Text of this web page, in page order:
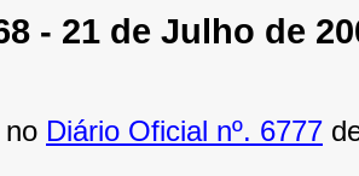
- 21 de Julho de
no Diário Oficial nº. 6777